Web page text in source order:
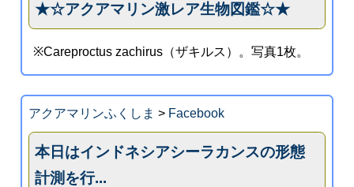
★☆アクアマリン激レア生物図鑑☆★
※Careproctus zachirus（ザキルス）。写真1枚。
アクアマリンふくしま > Facebook
本日はインドネシアシーラカンスの形態
計測を行...